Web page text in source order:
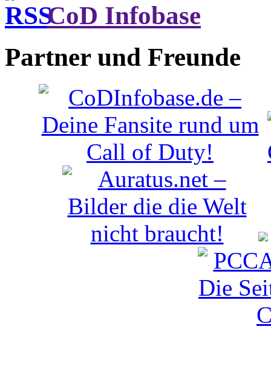
CoD Infobase
Partner und Freunde